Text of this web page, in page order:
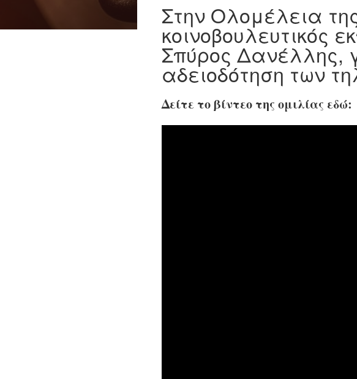
Στην Ολομέλεια
κοινοβουλευτικός
Σπύρος Δανέλλης,
αδειοδότηση των
Δείτε το βίντεο της ομιλίας εδώ: